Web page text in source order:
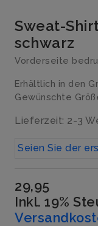
Sweat-
schwarz
Vorderseite
Erhältlich in den
Gewünschte
Lieferzeit: 2-3
Seien Sie der
29,95
Inkl. 19%